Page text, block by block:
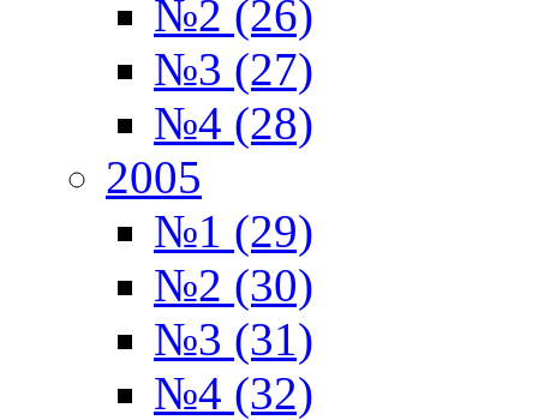
№2 (26)
№3 (27)
№4 (28)
2005
№1 (29)
№2 (30)
№3 (31)
№4 (32)